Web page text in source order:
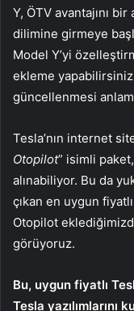
Y, ÖTV avantajını
dilimine girmeye
Model Y’yi
ekleme
güncellenmesi
Tesla’nın internet
Otopilot” isimli paket,
alınabiliyor. Bu da
çıkan en uygun
Otopilot
görüyoruz.
Bu, uygun fiyatlı
Tesla yazılımlarını